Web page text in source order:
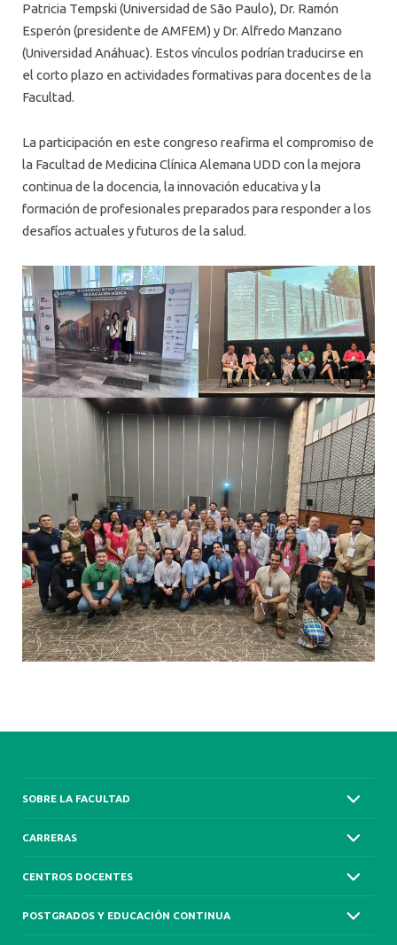
Patricia Tempski (Universidad de São Paulo), Dr. Ramón
Esperón (presidente de AMFEM) y Dr. Alfredo Manzano
(Universidad Anáhuac). Estos vínculos podrían traducirse en
el corto plazo en actividades formativas para docentes de la
Facultad.
La participación en este congreso reafirma el compromiso de
la Facultad de Medicina Clínica Alemana UDD con la mejora
continua de la docencia, la innovación educativa y la
formación de profesionales preparados para responder a los
desafíos actuales y futuros de la salud.
SOBRE LA FACULTAD
CARRERAS
CENTROS DOCENTES
POSTGRADOS Y EDUCACIÓN CONTINUA